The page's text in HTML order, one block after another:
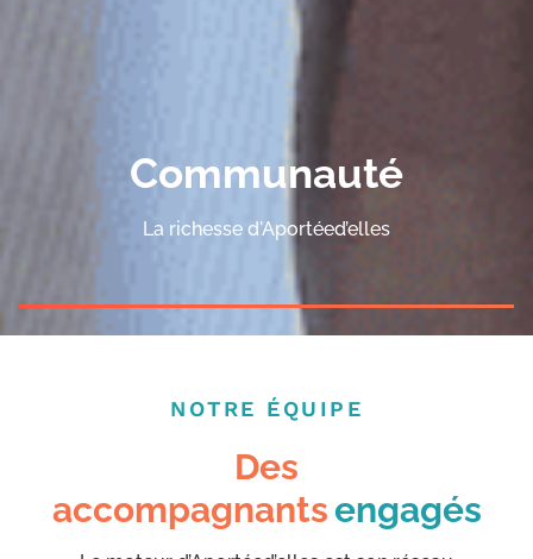
Communauté
La richesse d'Aportéed’elles
NOTRE ÉQUIPE
Des
accompagnantsengagés